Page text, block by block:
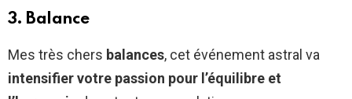
3. Balance
Mes très chers balances, cet événement astral va
intensifier votre passion pour l’équilibre et